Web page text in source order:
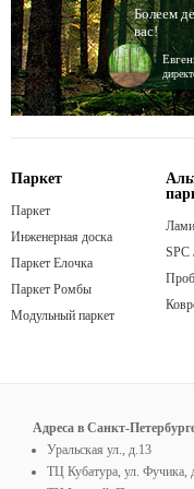
Болеем
вас!
Паркет
Паркет
Инженерная доска
Паркет Елочка
Паркет Ромбы
Модульный паркет
Адреса в Санкт-
Уральская ул., д.13
ТЦ Кубатура, ул. Фучика,